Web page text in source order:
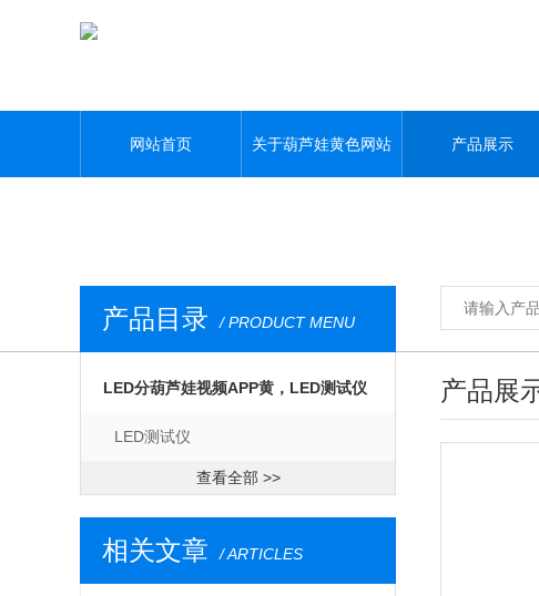
网站首页 关于葫芦娃黄色网站 产品展示
产品目录 / PRODUCT MENU
LED分葫芦娃视频APP黄，LED测试仪
LED测试仪
查看全部 >>
相关文章 / ARTICLES
产品展